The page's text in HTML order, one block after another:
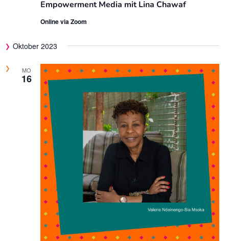
Empowerment Media mit Lina Chawaf
Online via Zoom
Oktober 2023
MO
16